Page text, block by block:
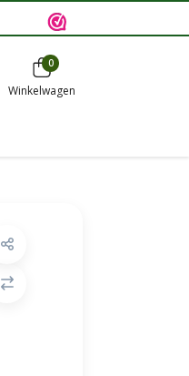
0
Winkelwagen